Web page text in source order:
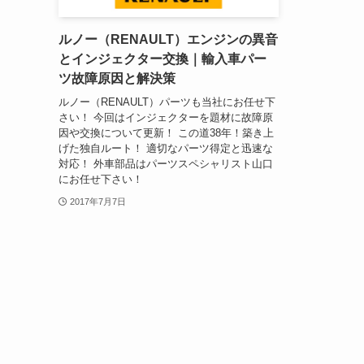
ルノー（RENAULT）エンジンの異音
とインジェクター交換｜輸入車パー
ツ故障原因と解決策
ルノー（RENAULT）パーツも当社にお任せ下
さい！ 今回はインジェクターを題材に故障原
因や交換について更新！ この道38年！築き上
げた独自ルート！ 適切なパーツ得定と迅速な
対応！ 外車部品はパーツスペシャリスト山口
にお任せ下さい！
2017年7月7日